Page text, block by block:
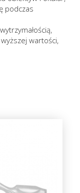
podczas
wartości,